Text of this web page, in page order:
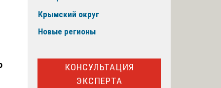
Крымский округ
Новые регионы
КОНСУЛЬТАЦИЯ
ЭКСПЕРТА